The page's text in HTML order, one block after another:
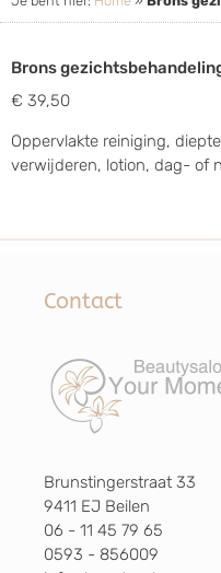
Brons
€ 39,50
Oppervlakte reiniging,
verwijderen, lotion, dag- of
Contact
Brunstingerstraat 33
9411 EJ Beilen
06 - 11 45 79 65
0593 - 856009